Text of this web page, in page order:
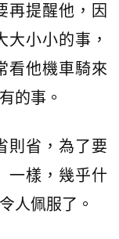
再提醒他，因
小小的事，
看他機車騎來
的事。
省，為了要
一樣，幾乎什
人佩服了。